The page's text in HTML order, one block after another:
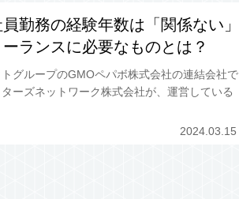
勤務の経験年数は「関係ない」
ランスに必要なものとは？
グループのGMOペパボ株式会社の連結会社で
ーズネットワーク株式会社が、運営している
2024.03.15